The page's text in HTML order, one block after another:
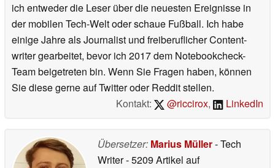
ich entweder die Leser über die neuesten Ereignisse in
der mobilen Tech-Welt oder schaue Fußball. Ich habe
einige Jahre als Journalist und freiberuflicher Content-
writer gearbeitet, bevor ich 2017 dem Notebookcheck-
Team beigetreten bin. Wenn Sie Fragen haben, können
Sie diese gerne auf Twitter oder Reddit stellen.
Kontakt:
@riccirox, LinkedIn
Übersetzer: Marius Müller- Tech
Writer- 5209 Artikel auf